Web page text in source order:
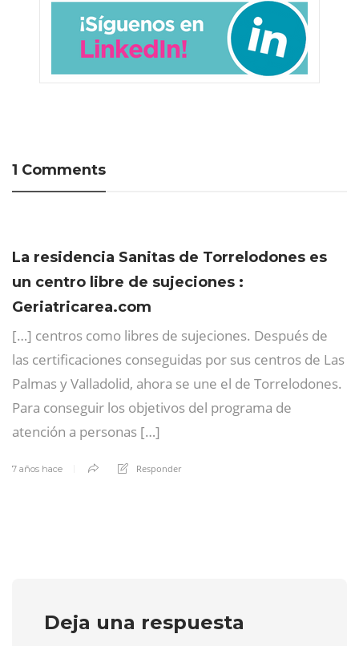
1 Comments
La residencia Sanitas de Torrelodones es
un centro libre de sujeciones :
Geriatricarea.com
[…] centros como libres de sujeciones. Después de
las certificaciones conseguidas por sus centros de Las
Palmas y Valladolid, ahora se une el de Torrelodones.
Para conseguir los objetivos del programa de
atención a personas […]
7 años hace Responder
Deja una respuesta